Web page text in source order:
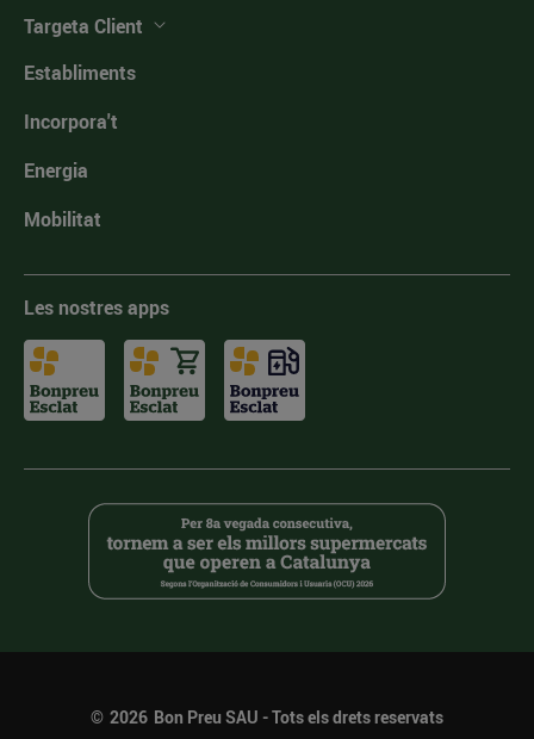
Targeta Client
Establiments
Incorpora't
Energia
Mobilitat
Les nostres apps
© 2026 Bon Preu SAU - Tots els drets reservats